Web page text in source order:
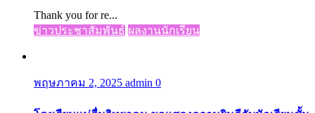
Thank you for re...
ข่าวประชาสัมพันธ์ ผลงานนักเรียน
พฤษภาคม 2, 2025 admin 0